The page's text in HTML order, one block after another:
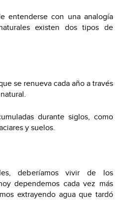
entenderse con una analogía
existen dos tipos de
se renueva cada año a través
durante siglos, como
y suelos.
deberíamos vivir de los
dependemos cada vez más
extrayendo agua que tardó